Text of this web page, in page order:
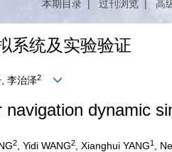
本期目录 | 过刊浏览 | 高
系统及实验验证
, 李治泽2
dynamic
2 , Yidi WANG2 , Xianghui YANG1 ,